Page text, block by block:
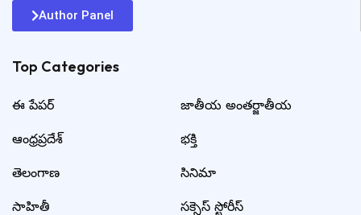
Author Panel
Top Categories​
ఈ పేపర్
ఆంధ్రప్రదేశ్
తెలంగాణ
సాహితీ
జాతీయ అంతర్జాతీయ
భక్తి
సినిమా
సక్సెస్ స్టోరీస్